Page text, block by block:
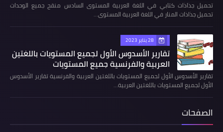
تحميل جذاذات كتابي في اللغة العربية المستوى السادس منقح جميع الوحدات
تحميل جذاذات المنار في اللغة العربية المستوى…
28 يناير 2023
تقارير الأسدوس الأول لجميع المستويات باللغتين
العربية والفرنسية جميع المستويات
تقارير الأسدوس الأول لجميع المستويات باللغتين العربية والفرنسية تقارير الأسدوس
الأول لجميع المستويات باللغتين العربية…
الصفحات